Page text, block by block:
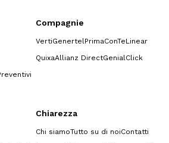
Compagnie
VertiGenertel PrimaConTeLinear
QuixaAllianz DirectGenialClick
Chiarezza
Chi siamoTutto su di noiContatti